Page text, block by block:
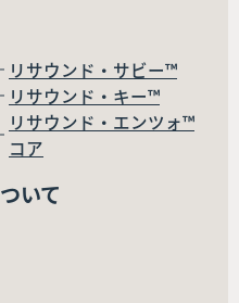
リサウンド・サビー™
リサウンド・キー™
リサウンド・エンツォ™
コア
いて